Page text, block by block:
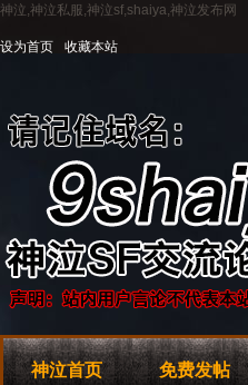
神泣,神泣私服,神泣sf,shaiya,神泣发布网
设为首页 收藏本站
神泣首页 免费发帖